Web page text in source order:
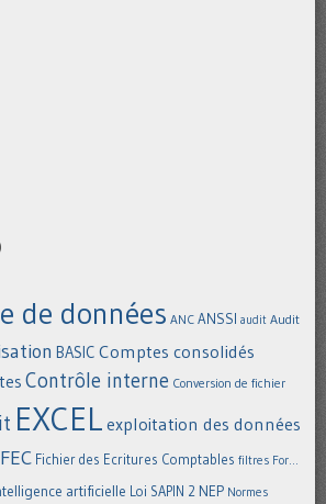
de données ANC ANSSI audit Audit
BASIC Comptes consolidés
Contrôle interne Conversion de fichier
EXCEL exploitation des données
FEC Fichier des Ecritures Comptables filtres For...
artificielle Loi SAPIN 2 NEP Normes